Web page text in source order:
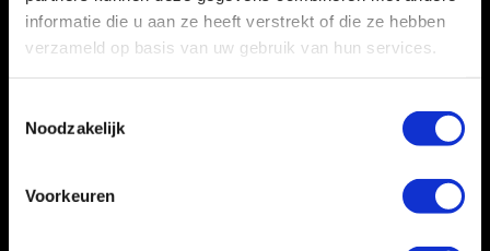
informatie die u aan ze heeft verstrekt of die ze hebben
verzameld op basis van uw gebruik van hun services.
Noodzakelijk
Voorkeuren